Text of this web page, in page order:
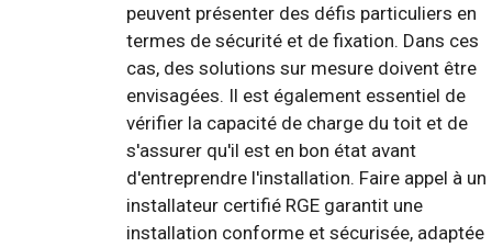
peuvent présenter des défis particuliers en
termes de sécurité et de fixation. Dans ces
cas, des solutions sur mesure doivent être
envisagées. Il est également essentiel de
vérifier la capacité de charge du toit et de
s'assurer qu'il est en bon état avant
d'entreprendre l'installation. Faire appel à un
installateur certifié RGE garantit une
installation conforme et sécurisée, adaptée